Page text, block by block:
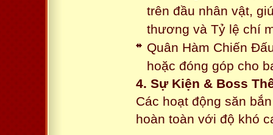
trên đầu nhân vật,
thương và Tỷ lệ chí
Quân Hàm Chiến
hoặc đóng góp cho
4. Sự Kiện & Boss
Các hoạt động săn
hoàn toàn với độ khó